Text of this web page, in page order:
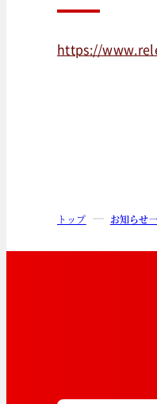
https://
トップ お知らせ